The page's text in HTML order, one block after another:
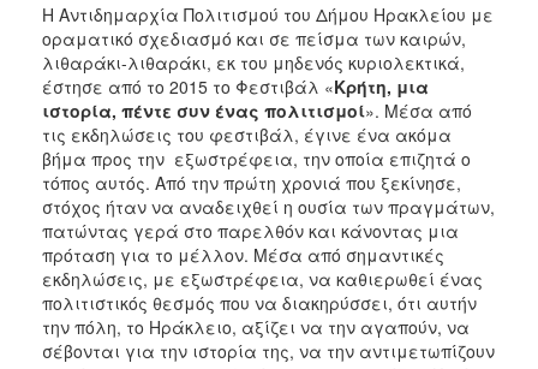
Δημοτικός
Κινηματογράφος
Ημέρες
Μεσογειακού
Κινηματογράφου
Φεστιβάλ
Πιάνου
Μαθητικό
Καλλιτεχνικό
Φεστιβάλ
Συμπόσιο
Γλυπτικής
Αρχείο
Η Αντιδημαρχία Πολιτισμού του Δήμου Ηρακλείου με
οραματικό σχεδιασμό και σε πείσμα των καιρών,
λιθαράκι-λιθαράκι, εκ του μηδενός κυριολεκτικά,
έστησε από το 2015 το Φεστιβάλ «Κρήτη, μια
ιστορία, πέντε συν ένας πολιτισμοί». Μέσα από
τις εκδηλώσεις του φεστιβάλ, έγινε ένα ακόμα
βήμα προς την εξωστρέφεια, την οποία επιζητά ο
τόπος αυτός. Από την πρώτη χρονιά που ξεκίνησε,
στόχος ήταν να αναδειχθεί η ουσία των πραγμάτων,
πατώντας γερά στο παρελθόν και κάνοντας μια
πρόταση για το μέλλον. Μέσα από σημαντικές
εκδηλώσεις, με εξωστρέφεια, να καθιερωθεί ένας
πολιτιστικός θεσμός που να διακηρύσσει, ότι αυτήν
την πόλη, το Ηράκλειο, αξίζει να την αγαπούν, να
σέβονται για την ιστορία της, να την αντιμετωπίζουν